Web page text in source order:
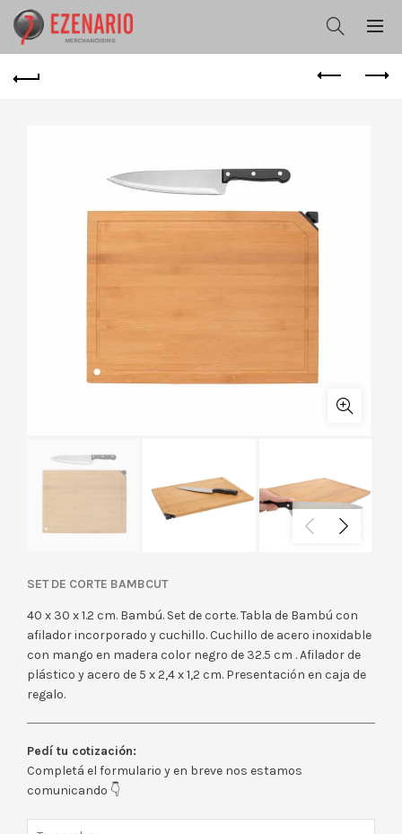
SET DE CORTE BAMBCUT
40 x 30 x 1.2 cm. Bambú. Set de corte. Tabla de Bambú con
afilador incorporado y cuchillo. Cuchillo de acero inoxidable
con mango en madera color negro de 32.5 cm . Afilador de
plástico y acero de 5 x 2,4 x 1,2 cm. Presentación en caja de
regalo.
Pedí tu cotización:
Completá el formulario y en breve nos estamos
comunicando 👇